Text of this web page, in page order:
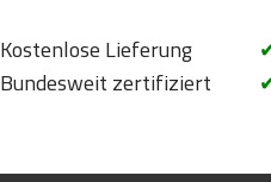
Kostenlose Lieferung
Bundesweit zertifiziert